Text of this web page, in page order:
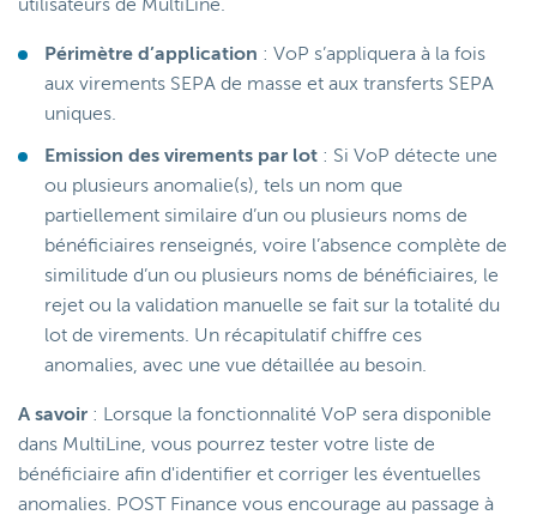
utilisateurs de MultiLine.
Périmètre d’application : VoP s’appliquera à la fois
aux virements SEPA de masse et aux transferts SEPA
uniques.
Emission des virements par lot : Si VoP détecte une
ou plusieurs anomalie(s), tels un nom que
partiellement similaire d’un ou plusieurs noms de
bénéficiaires renseignés, voire l’absence complète de
similitude d’un ou plusieurs noms de bénéficiaires, le
rejet ou la validation manuelle se fait sur la totalité du
lot de virements. Un récapitulatif chiffre ces
anomalies, avec une vue détaillée au besoin.
A savoir : Lorsque la fonctionnalité VoP sera disponible
dans MultiLine, vous pourrez tester votre liste de
bénéficiaire afin d'identifier et corriger les éventuelles
anomalies. POST Finance vous encourage au passage à